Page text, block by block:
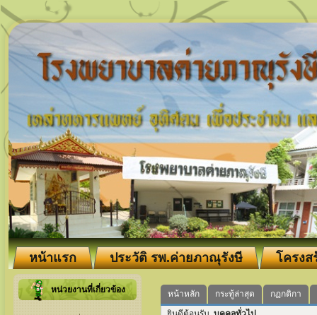
หน้าแรก ประวัติ รพ.ค่ายภาณุรังษี โครงส
หน่วยงานที่เกี่ยวข้อง หน้าหลัก กระทู้ล่าสุด
กฏกติกา